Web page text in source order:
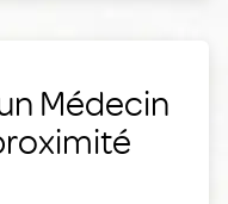
Médecin